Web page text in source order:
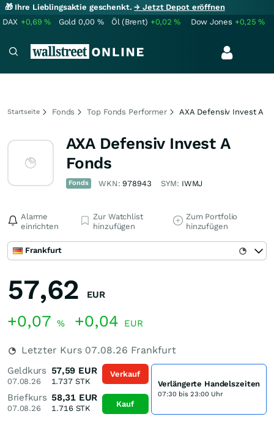
🎁 Ihre Lieblingsaktie geschenkt.→ Jetzt Depot eröffnen
DAX +0,69% Gold 0,00 % Öl (Brent) +0,02% Dow Jones +0,25%
Startseite Fonds Top Fonds Performer AXA Defensiv Invest A
AXA Defensiv Invest A
Fonds
Fonds WKN:978943 SYM: IWMJ
Alarme
einrichten
Zur Watchlist
hinzufügen
Zum Portfolio
hinzufügen
Frankfurt
57,62 EUR
+0,07 % +0,04 EUR
Letzter Kurs 07.08.26 Frankfurt
Geldkurs
07.08.26
57,59 EUR
1.737STK
Briefkurs
07.08.26
58,31 EUR
1.716STK
Verkauf
Kauf
Verlängerte Handelszeiten
07:30 bis 23:00 Uhr